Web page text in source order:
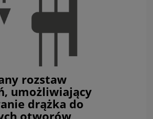
rozstaw
umożliwiający
drążka do
otworów